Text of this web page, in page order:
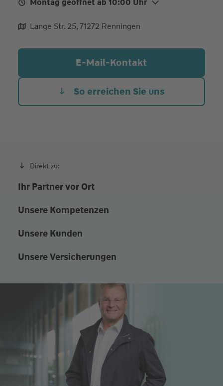
Montag geöffnet ab 10:00 Uhr
Mo.
10:00 - 12:00
10:00 - 12:00
und jederzeit gerne nach Vereinbarung
Lange Str. 25, 71272 Renningen
E-Mail-Kontakt
So erreichen Sie uns
Direkt zu:
Ihr Partner vor Ort
Unsere Kompetenzen
Unsere Kunden
Unsere Versicherungen